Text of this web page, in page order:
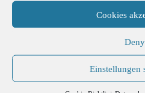
Cookies
Deny
Einstellungen